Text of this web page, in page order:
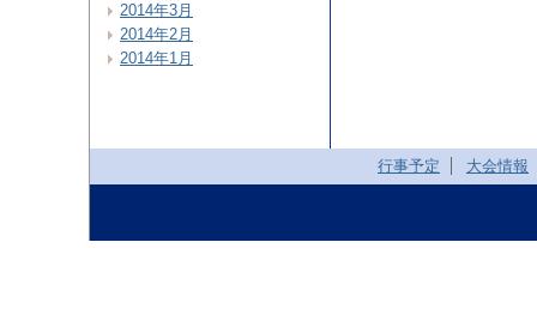
2014年3月
2014年2月
2014年1月
行事予定 大会情報